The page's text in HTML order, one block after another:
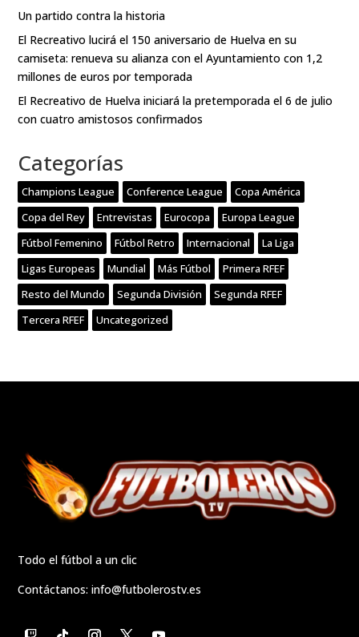
Un partido contra la historia
El Recreativo lucirá el 150 aniversario de Huelva en su
camiseta: renueva su alianza con el Ayuntamiento con 1,2
millones de euros por temporada
El Recreativo de Huelva iniciará la pretemporada el 6 de julio
con cuatro amistosos confirmados
Categorías
Champions League Conference League
Copa América
Copa del Rey
Entrevistas Eurocopa
Europa League
Fútbol Femenino
Fútbol Retro Internacional
La Liga
Ligas Europeas
Mundial Más Fútbol
Primera RFEF
Resto del Mundo
Segunda División
Segunda RFEF
Tercera RFEF
Uncategorized
Todo el fútbol a un clic
Contáctanos:info@futbolerostv.es